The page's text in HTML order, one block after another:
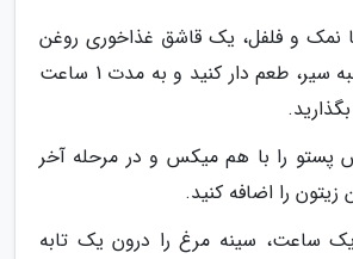
با نمک و فلفل، یک قاشق غذاخوری روغن
زیتون و دو حبه سیر، طعم دار کنید و به مدت 1 ساعت
پستو را با هم میکس و در مرحله آخر
زیتون را اضافه کنید.
یک ساعت، سینه مرغ را درون یک تابه